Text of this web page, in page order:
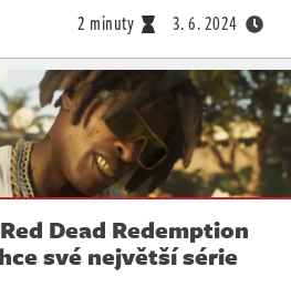
2 minuty 3. 6. 2024
Dead Redemption
své největší série